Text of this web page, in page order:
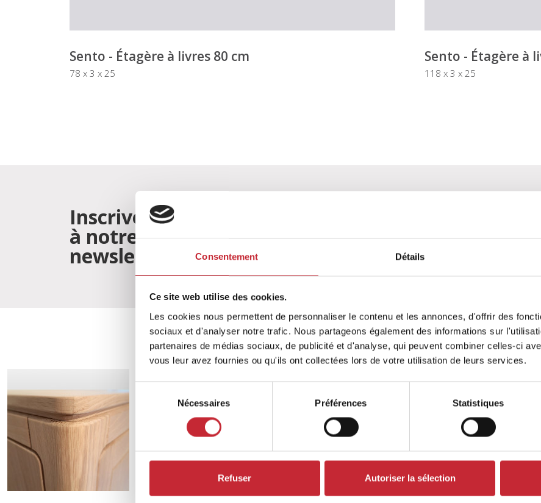
Consentement Détails
Ce site web utilise des cookies.
Les cookies nous permettent de personnaliser le contenu et les annonces, d'offrir des
sociaux et d'analyser notre trafic. Nous partageons également des informations sur
partenaires de médias sociaux, de publicité et d'analyse, qui peuvent combiner celles-ci
vous leur avez fournies ou qu'ils ont collectées lors de votre utilisation de leurs services.
consentement
Nécessaires Préférences Statistiques
Refuser Autoriser la sélection
Sento - Étagère à livres 80 cm
78 x 3 x 25
Sento - Étagère à
118 x 3 x 25
Inscrivez-vous
à notre
newsletter la politique de confidentialité